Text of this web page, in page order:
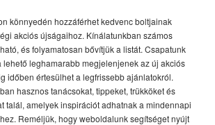
könnyedén hozzáférhet kedvenc boltjainak
akciós újságaihoz. Kínálatunkban számos
és folyamatosan bővítjük a listát. Csapatunk
lehető leghamarabb megjelenjenek az új akciós
időben értesülhet a legfrissebb ajánlatokról.
hasznos tanácsokat, tippeket, trükköket és
talál, amelyek inspirációt adhatnak a mindennapi
Reméljük, hogy weboldalunk segítséget nyújt